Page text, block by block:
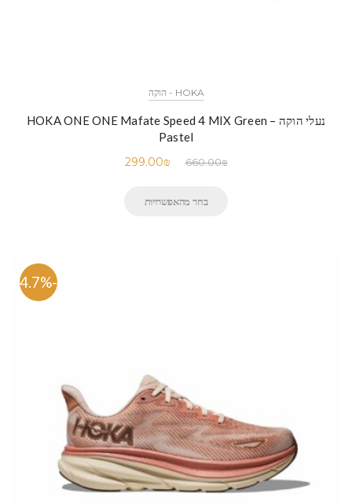
HOKA - הוקה
נעלי הוקה – HOKA ONE ONE Mafate Speed 4 MIX Green
Pastel
660.00₪
299.00₪
בחר מהאפשרויות
-54.7%